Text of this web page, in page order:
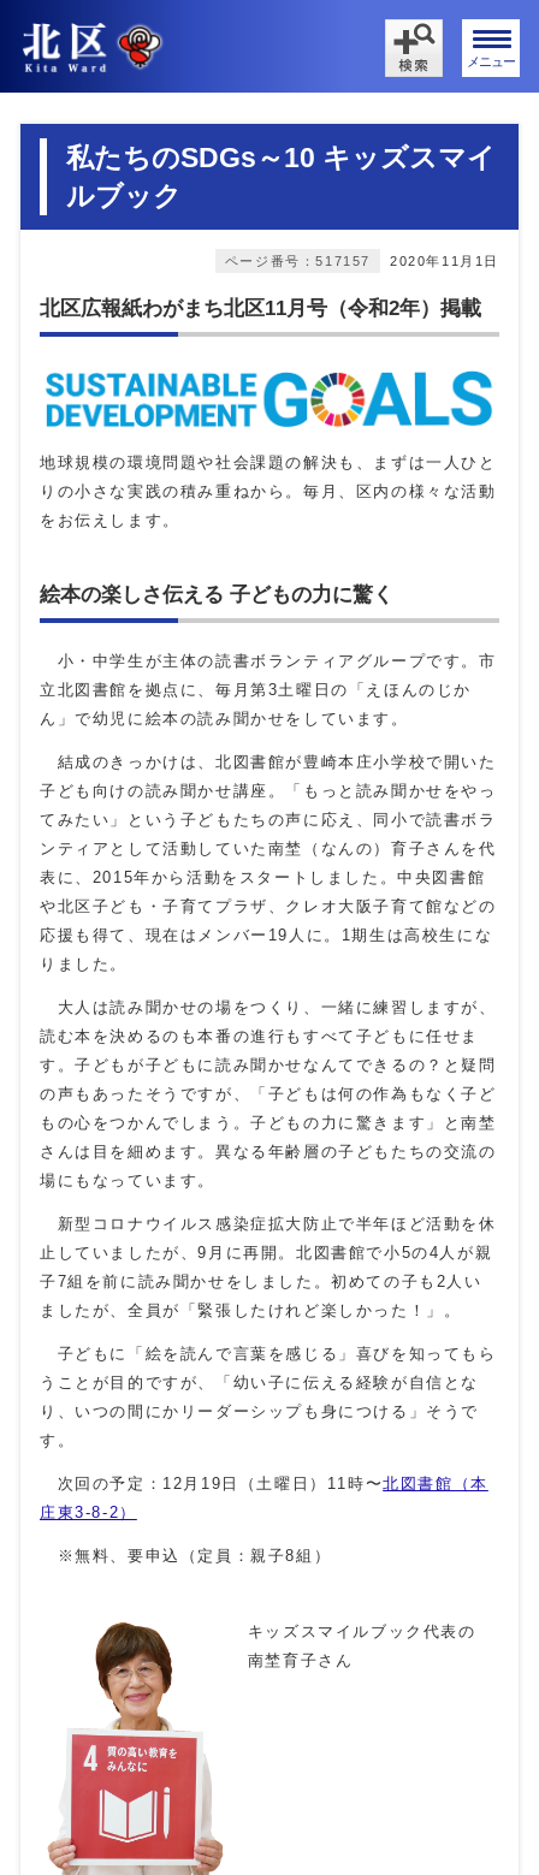
メニュー
私たちのSDGs～10 キッズスマイ
ルブック
2020年11月1日
ページ番号：517157
北区広報紙わがまち北区11月号（令和2年）掲載
地球規模の環境問題や社会課題の解決も、まずは一人ひと
りの小さな実践の積み重ねから。毎月、区内の様々な活動
をお伝えします。
絵本の楽しさ伝える 子どもの力に驚く
小・中学生が主体の読書ボランティアグループです。市
立北図書館を拠点に、毎月第3土曜日の「えほんのじか
ん」で幼児に絵本の読み聞かせをしています。
結成のきっかけは、北図書館が豊崎本庄小学校で開いた
子ども向けの読み聞かせ講座。「もっと読み聞かせをやっ
てみたい」という子どもたちの声に応え、同小で読書ボラ
ンティアとして活動していた南埜（なんの）育子さんを代
表に、2015年から活動をスタートしました。中央図書館
や北区子ども・子育てプラザ、クレオ大阪子育て館などの
応援も得て、現在はメンバー19人に。1期生は高校生にな
りました。
大人は読み聞かせの場をつくり、一緒に練習しますが、
読む本を決めるのも本番の進行もすべて子どもに任せま
す。子どもが子どもに読み聞かせなんてできるの？と疑問
の声もあったそうですが、「子どもは何の作為もなく子ど
もの心をつかんでしまう。子どもの力に驚きます」と南埜
さんは目を細めます。異なる年齢層の子どもたちの交流の
場にもなっています。
新型コロナウイルス感染症拡大防止で半年ほど活動を休
止していましたが、9月に再開。北図書館で小5の4人が親
子7組を前に読み聞かせをしました。初めての子も2人い
ましたが、全員が「緊張したけれど楽しかった！」。
子どもに「絵を読んで言葉を感じる」喜びを知ってもら
うことが目的ですが、「幼い子に伝える経験が自信とな
り、いつの間にかリーダーシップも身につける」そうで
す。
次回の予定：12月19日（土曜日）11時〜北図書館（本
庄東3-8-2）
※無料、要申込（定員：親子8組）
キッズスマイルブック代表の
南埜育子さん